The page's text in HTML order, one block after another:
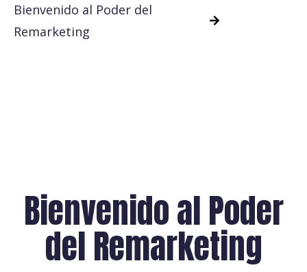
Bienvenido al Poder del
Remarketing
Bienvenido al Poder
del Remarketing